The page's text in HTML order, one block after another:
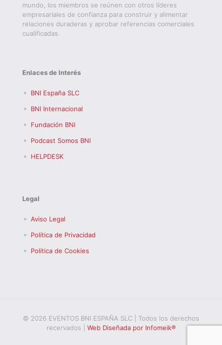
mundo, los miembros se reúnen con otros líderes
empresariales de confianza para construir y alimentar
relaciones duraderas y aprobar referencias comerciales
cualificadas.
Enlaces de Interés
BNI España SLC
BNI Internacional
Fundación BNI
Podcast Somos BNI
HELPDESK
Legal
Aviso Legal
Política de Privacidad
Política de Cookies
© 2026 EVENTOS BNI ESPAÑA SLC | Todos los derechos
recervados | Web Diseñada por Infomeik®